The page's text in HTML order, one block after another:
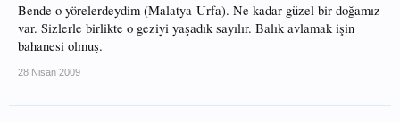
Bende o yörelerdeydim (Malatya-Urfa). Ne kadar güzel bir doğamız
var. Sizlerle birlikte o geziyi yaşadık sayılır. Balık avlamak işin
bahanesi olmuş.
28 Nisan 2009